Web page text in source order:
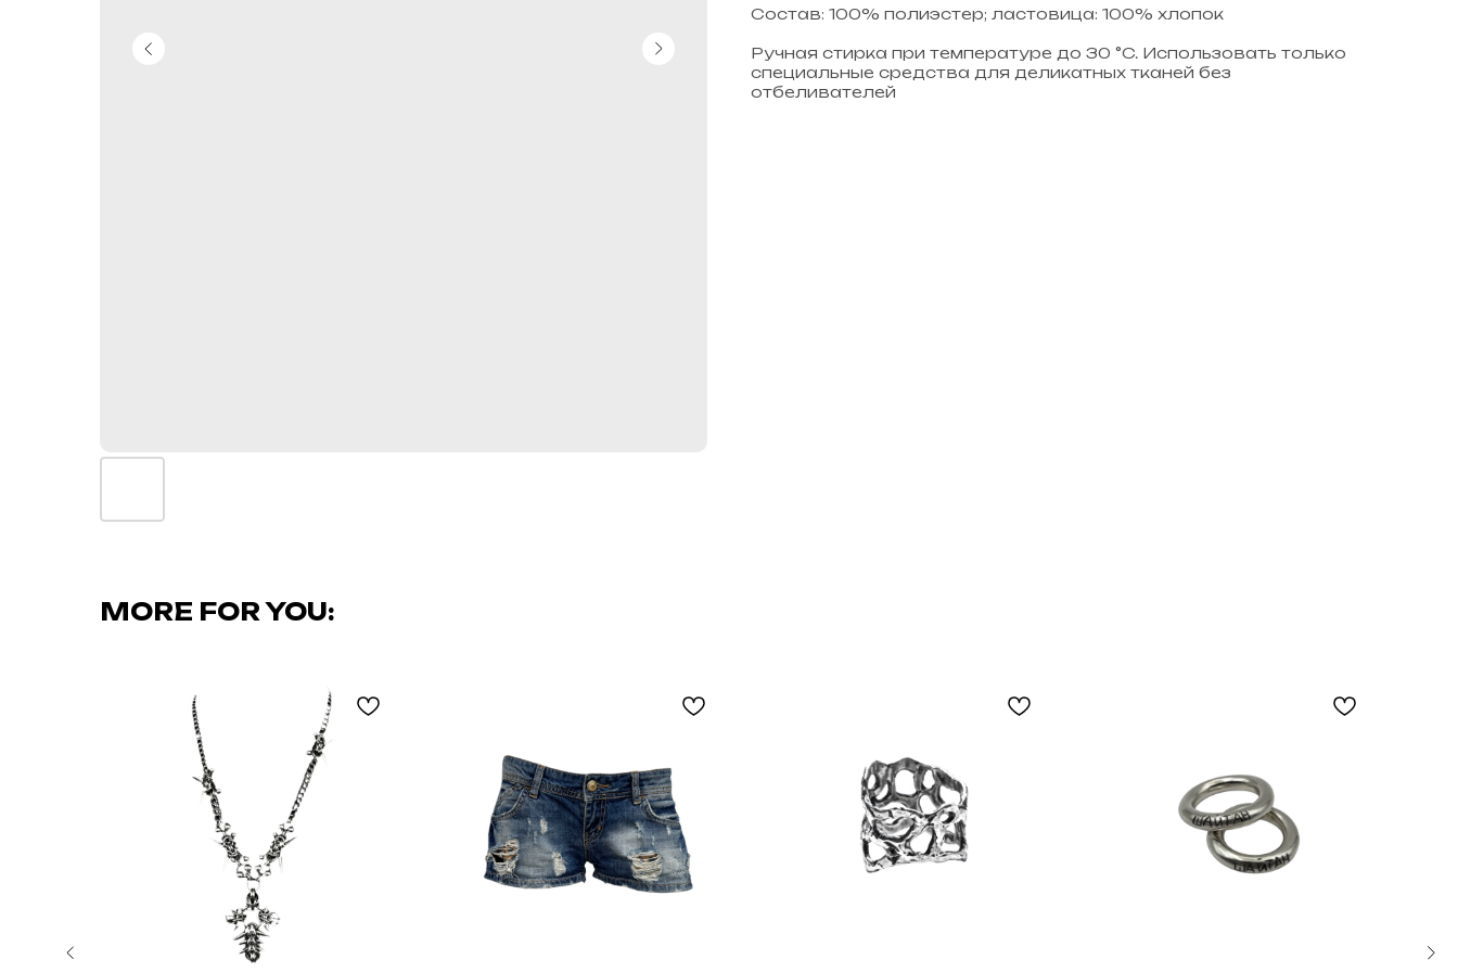
Состав: 100% полиэстер; ластовица: 100% хлопок
Ручная стирка при температуре до 30 °C. Использовать только
специальные средства для деликатных тканей без
отбеливателей
MORE FOR YOU: